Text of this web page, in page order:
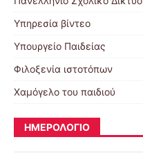
Υπηρεσία βίντεο
Υπουργείο Παιδείας
Φιλοξενία ιστοτόπων
Χαμόγελο του παιδιού
ΗΜΕΡΟΛΟΓΙΟ